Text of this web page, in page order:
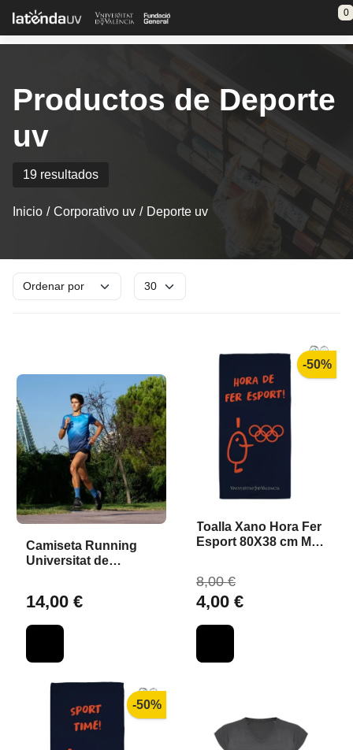
Saltar al contenido principal 0
Productos de Deporte
uv
19 resultados
Inicio Corporativo uv Deporte uv
Camiseta Running
Universitat de
14,00 €
-50%
Toalla Xano Hora Fer
Esport 80X38 cm Mat.
8,00 €
4,00 €
-50%